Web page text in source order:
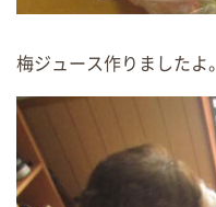
梅ジュース作りましたよ。